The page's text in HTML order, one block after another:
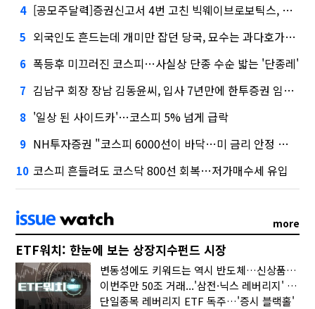
4 [공모주달력]증권신고서 4번 고친 빅웨이브로보틱스, 수요예측
5 외국인도 흔드는데 개미만 잡던 당국, 묘수는 과다호가부담금?
6 폭등후 미끄러진 코스피…사실상 단종 수순 밟는 '단종레'
7 김남구 회장 장남 김동윤씨, 입사 7년만에 한투증권 임원 승진
8 '일상 된 사이드카'…코스피 5% 넘게 급락
9 NH투자증권 "코스피 6000선이 바닥…미 금리 안정 후 추가 회복"
10 코스피 흔들려도 코스닥 800선 회복…저가매수세 유입
more
ETF워치: 한눈에 보는 상장지수펀드 시장
변동성에도 키워드는 역시 반도체…신상품은 우주·방산
이번주만 50조 거래...'삼전·닉스 레버리지' 수익률은 -30%
단일종목 레버리지 ETF 독주…'증시 블랙홀'